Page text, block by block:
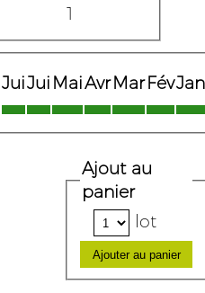
1
JuiJuiMaiAvrMarFévJan
Ajout au
panier
lot